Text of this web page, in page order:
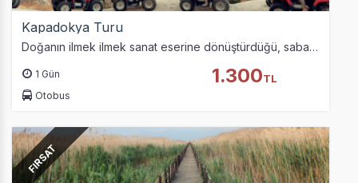
Kapadokya Turu
Doğanın ilmek ilmek sanat eserine dönüştürdüğü, sabahın kör karanlığında balonlarıyla aydınlığa kavuşturduğu peri masalı diyarını siz değerli misafirlerimiz ile…
1 Gün
Otobus
1.300TL
FIRSAT